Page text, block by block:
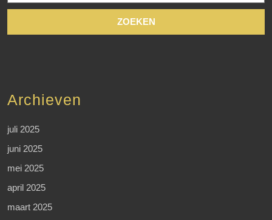
Archieven
juli 2025
juni 2025
mei 2025
april 2025
maart 2025